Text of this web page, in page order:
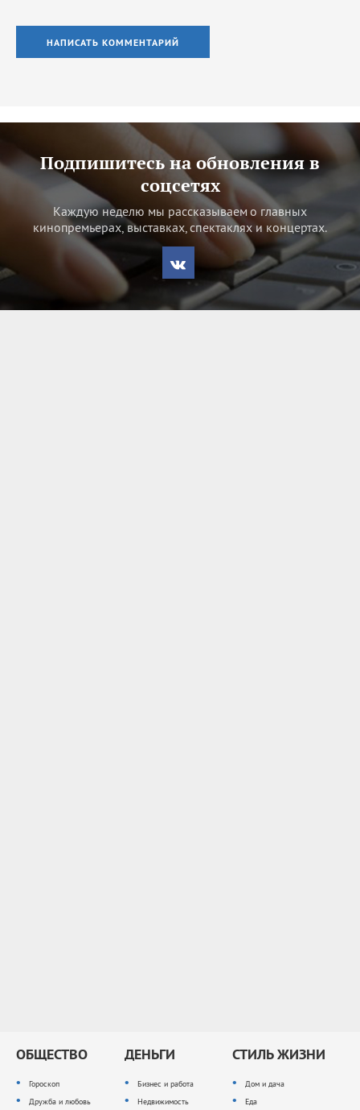
НАПИСАТЬ КОММЕНТАРИЙ
Подпишитесь на обновления в
соцсетях
Каждую неделю мы рассказываем о главных
кинопремьерах, выставках, спектаклях и концертах.
ОБЩЕСТВО
Гороскоп
Дружба и любовь
ДЕНЬГИ
Бизнес и работа
Недвижимость
СТИЛЬ ЖИЗНИ
Дом и дача
Еда